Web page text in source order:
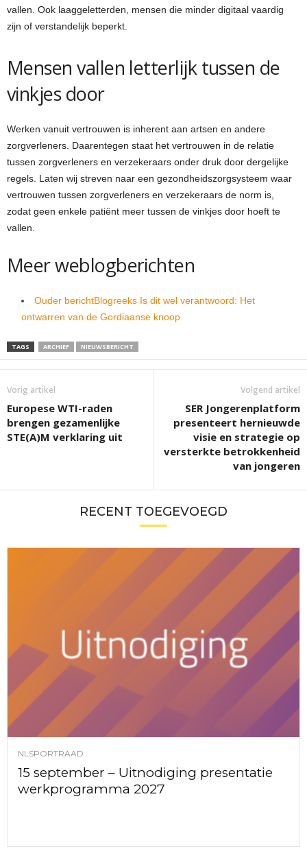
vallen. Ook laaggeletterden, mensen die minder digitaal vaardig
zijn of verstandelijk beperkt.
Mensen vallen letterlijk tussen de
vinkjes door
Werken vanuit vertrouwen is inherent aan artsen en andere
zorgverleners. Daarentegen staat het vertrouwen in de relatie
tussen zorgverleners en verzekeraars onder druk door dergelijke
regels. Laten wij streven naar een gezondheidszorgsysteem waar
vertrouwen tussen zorgverleners en verzekeraars de norm is,
zodat geen enkele patiënt meer tussen de vinkjes door hoeft te
vallen.
Meer weblogberichten
Ouder berichtBlogreeks Is dit wel verantwoord: Het
ontwarren van de Gordiaanse knoop
TAGS ARCHIEF NIEUWSBERICHT
Vorig artikel
Europese WTI-raden
brengen gezamenlijke
STE(A)M verklaring uit
Volgend artikel
SER Jongerenplatform
presenteert hernieuwde
visie en strategie op
versterkte betrokkenheid
van jongeren
RECENT TOEGEVOEGD
NLSPORTRAAD
15 september – Uitnodiging presentatie
werkprogramma 2027